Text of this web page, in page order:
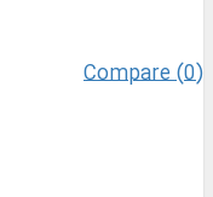
Compare (0)